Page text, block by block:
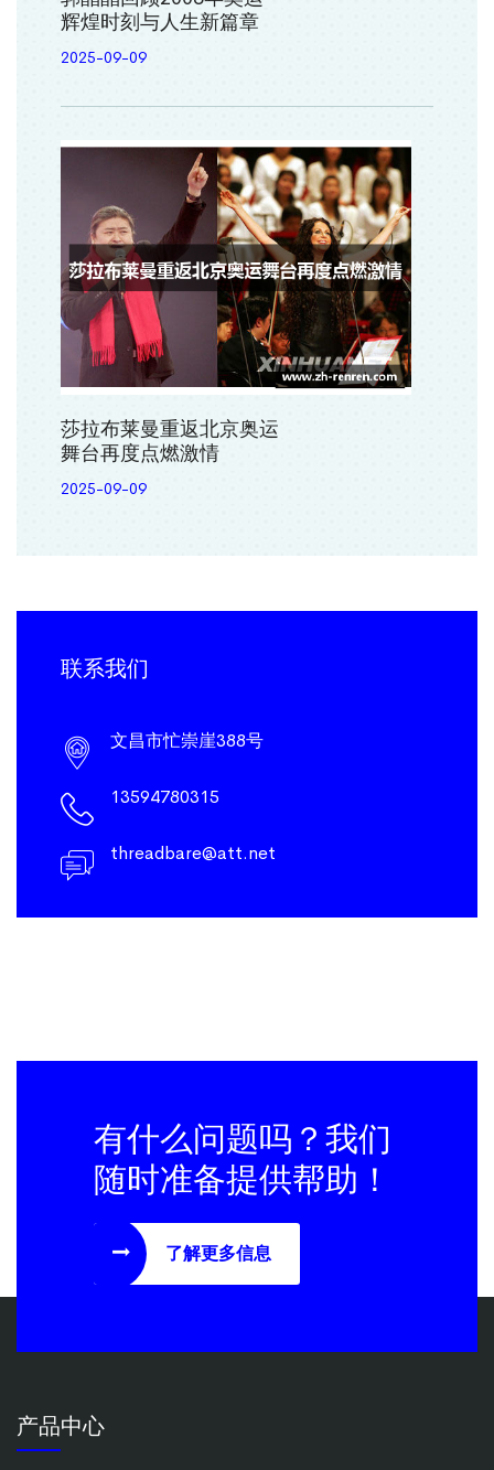
辉煌时刻与人生新篇章
2025-09-09
莎拉布莱曼重返北京奥运
舞台再度点燃激情
2025-09-09
联系我们
文昌市忙崇崖388号
13594780315
threadbare@att.net
有什么问题吗？我们
随时准备提供帮助！
了解更多信息
产品中心